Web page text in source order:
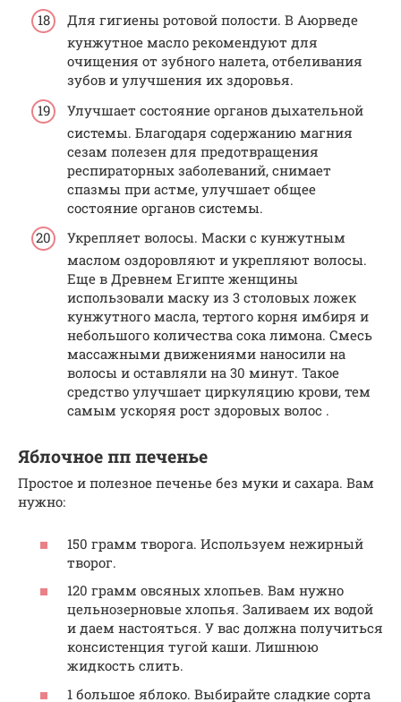
Для гигиены ротовой полости. В Аюрведе
кунжутное масло рекомендуют для
очищения от зубного налета, отбеливания
зубов и улучшения их здоровья.
Улучшает состояние органов дыхательной
системы. Благодаря содержанию магния
сезам полезен для предотвращения
респираторных заболеваний, снимает
спазмы при астме, улучшает общее
состояние органов системы.
Укрепляет волосы. Маски с кунжутным
маслом оздоровляют и укрепляют волосы.
Еще в Древнем Египте женщины
использовали маску из 3 столовых ложек
кунжутного масла, тертого корня имбиря и
небольшого количества сока лимона. Смесь
массажными движениями наносили на
волосы и оставляли на 30 минут. Такое
средство улучшает циркуляцию крови, тем
самым ускоряя рост здоровых волос .
Яблочное пп печенье
Простое и полезное печенье без муки и сахара. Вам
нужно:
150 грамм творога. Используем нежирный
творог.
120 грамм овсяных хлопьев. Вам нужно
цельнозерновые хлопья. Заливаем их водой
и даем настояться. У вас должна получиться
консистенция тугой каши. Лишнюю
жидкость слить.
1 большое яблоко. Выбирайте сладкие сорта